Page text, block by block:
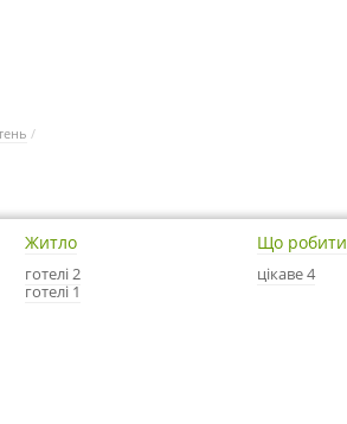
/
Житло
готелі 2
готелі 1
Що робити
цікаве 4